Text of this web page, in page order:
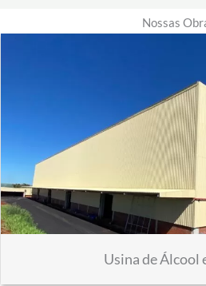
Nossas
Usina de Álcool